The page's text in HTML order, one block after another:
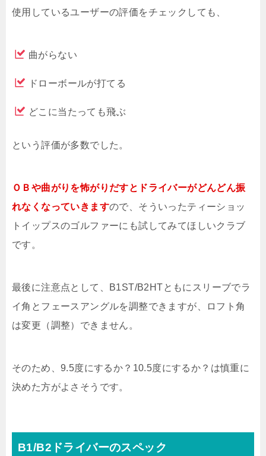
使用しているユーザーの評価をチェックしても、
曲がらない
ドローボールが打てる
どこに当たっても飛ぶ
という評価が多数でした。
ＯＢや曲がりを怖がりだすとドライバーがどんどん振
れなくなっていきますので、そういったティーショッ
トイップスのゴルファーにも試してみてほしいクラブ
です。
最後に注意点として、B1ST/B2HTともにスリーブでラ
イ角とフェースアングルを調整できますが、ロフト角
は変更（調整）できません。
そのため、9.5度にするか？10.5度にするか？は慎重に
決めた方がよさそうです。
B1/B2ドライバーのスペック